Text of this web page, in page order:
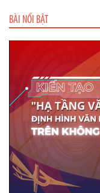
BÀI NỔI BẬT